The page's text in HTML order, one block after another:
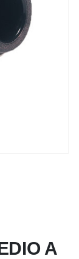
A